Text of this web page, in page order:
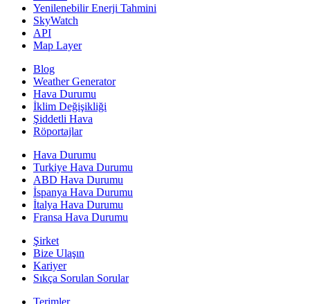
Yenilenebilir Enerji Tahmini
SkyWatch
API
Map Layer
Blog
Weather Generator
Hava Durumu
İklim Değişikliği
Şiddetli Hava
Röportajlar
Hava Durumu
Turkiye Hava Durumu
ABD Hava Durumu
İspanya Hava Durumu
İtalya Hava Durumu
Fransa Hava Durumu
Şirket
Bize Ulaşın
Kariyer
Sıkça Sorulan Sorular